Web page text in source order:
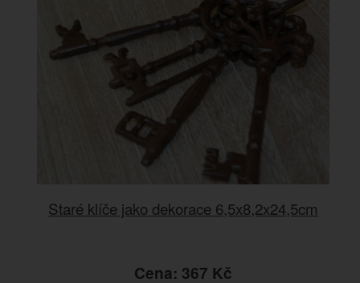
Staré klíče jako dekorace 6,5x8,2x24,5cm
Cena: 367 Kč